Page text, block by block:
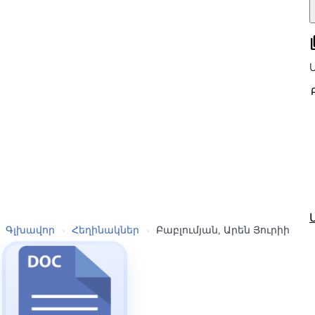
Գլխավոր › Հեղինակներ › Բաբլումյան, Արեն Յուրիի